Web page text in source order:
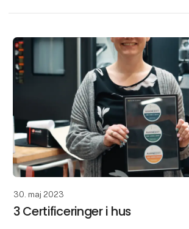
30. maj 2023
3 Certificeringer i hus